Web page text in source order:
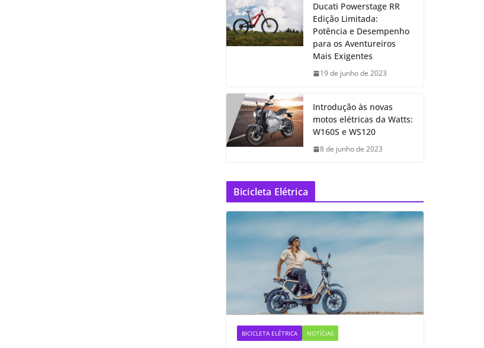
Ducati Powerstage RR
Edição Limitada:
Potência e Desempenho
para os Aventureiros
Mais Exigentes
19 de junho de 2023
Introdução às novas
motos elétricas da Watts:
W160S e WS120
8 de junho de 2023
Bicicleta Elétrica
BICICLETA ELÉTRICA NOTÍCIAS